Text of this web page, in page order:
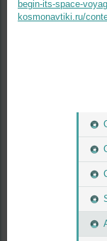
begin-its-space-
kosmonavtiki.ru/